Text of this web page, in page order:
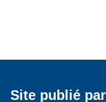
Site publié par